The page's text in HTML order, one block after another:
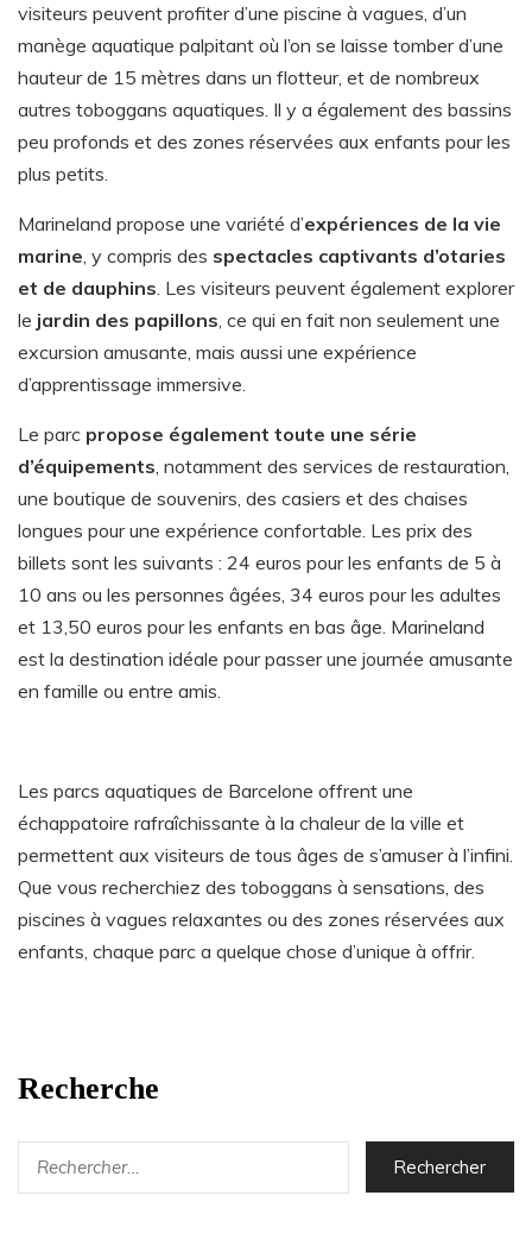
visiteurs peuvent profiter d’une piscine à vagues, d’un
manège aquatique palpitant où l’on se laisse tomber d’une
hauteur de 15 mètres dans un flotteur, et de nombreux
autres toboggans aquatiques. Il y a également des bassins
peu profonds et des zones réservées aux enfants pour les
plus petits.
Marineland propose une variété d’expériences de la vie
marine, y compris des spectacles captivants d’otaries
et de dauphins. Les visiteurs peuvent également explorer
le jardin des papillons, ce qui en fait non seulement une
excursion amusante, mais aussi une expérience
d’apprentissage immersive.
Le parc propose également toute une série
d’équipements, notamment des services de restauration,
une boutique de souvenirs, des casiers et des chaises
longues pour une expérience confortable. Les prix des
billets sont les suivants : 24 euros pour les enfants de 5 à
10 ans ou les personnes âgées, 34 euros pour les adultes
et 13,50 euros pour les enfants en bas âge. Marineland
est la destination idéale pour passer une journée amusante
en famille ou entre amis.
Les parcs aquatiques de Barcelone offrent une
échappatoire rafraîchissante à la chaleur de la ville et
permettent aux visiteurs de tous âges de s’amuser à l’infini.
Que vous recherchiez des toboggans à sensations, des
piscines à vagues relaxantes ou des zones réservées aux
enfants, chaque parc a quelque chose d’unique à offrir.
Recherche